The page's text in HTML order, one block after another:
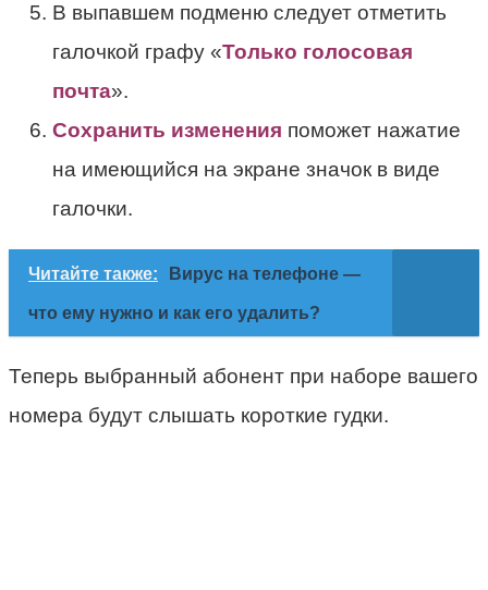
В выпавшем подменю следует отметить
галочкой графу «Только голосовая
почта».
Сохранить изменения поможет нажатие
на имеющийся на экране значок в виде
галочки.
Читайте также: Вирус на телефоне —
что ему нужно и как его удалить?
Теперь выбранный абонент при наборе вашего
номера будут слышать короткие гудки.